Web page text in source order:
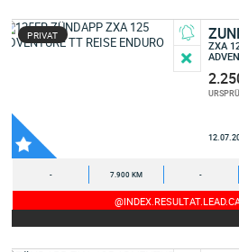
PRIVAT
ZXA
- 7.900 KM -